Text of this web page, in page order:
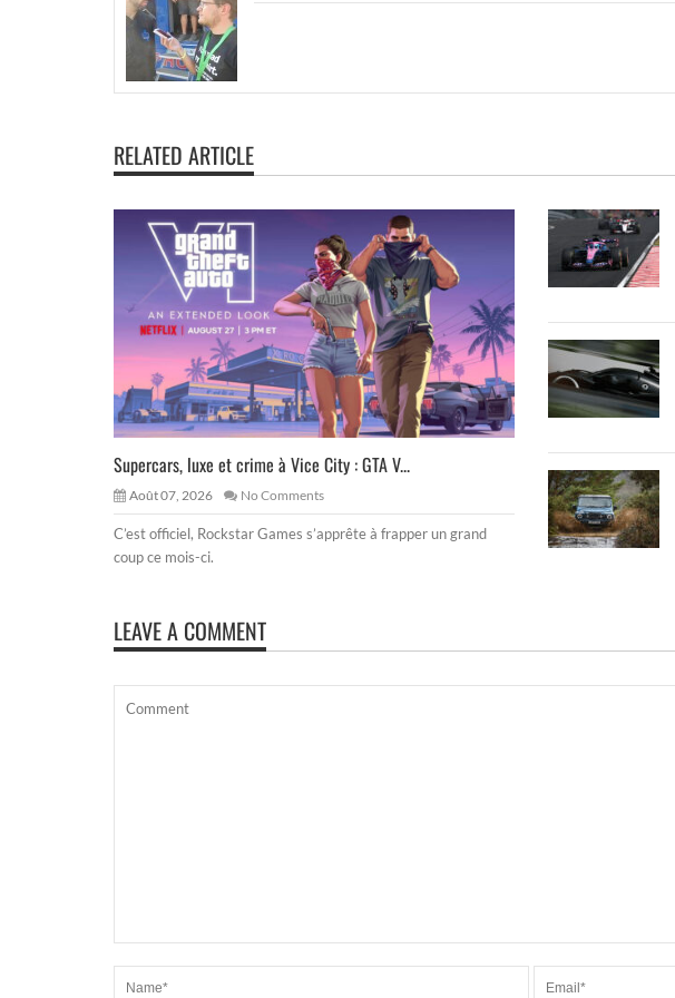
RELATED ARTICLE
Supercars, luxe et crime à Vice City : GTA V...
Août 07, 2026 No Comments
C’est officiel, Rockstar Games s’apprête à frapper un grand
coup ce mois-ci.
LEAVE A COMMENT